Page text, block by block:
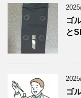
ゴ
と
ゴ